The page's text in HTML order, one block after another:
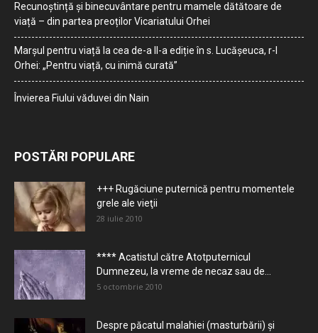
Recunoștință și binecuvântare pentru mamele dătătoare de
viață – din partea preoților Vicariatului Orhei
Marșul pentru viață la cea de-a II-a ediție în s. Lucășeuca, r-l
Orhei: „Pentru viață, cu inimă curată”
Învierea Fiului văduvei din Nain
POSTĂRI POPULARE
+++ Rugăciune puternică pentru momentele
grele ale vieţii
28 iulie 2010
**** Acatistul către Atotputernicul
Dumnezeu, la vreme de necaz sau de...
5 octombrie 2010
Despre păcatul malahiei (masturbării) şi